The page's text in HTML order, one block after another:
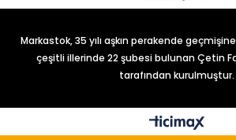
Markastok, 35 yılı aşkın perakende
çeşitli illerinde 22 şubesi bulunan Çetin
tarafından kurulmuştur.